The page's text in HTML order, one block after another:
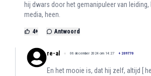
hij dwars door het gemanipuleer van
media, heen.
4+ Antwoord
re-al 06 december 2024 om 14:27 + 209770
En het mooie is, dat hij zelf, altijd [